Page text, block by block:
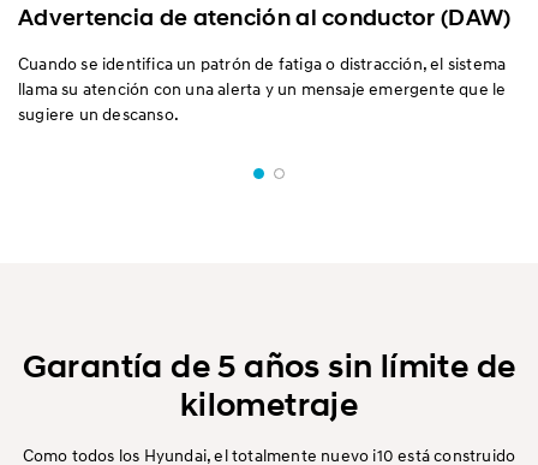
Advertencia de atención al conductor (DAW)
Cuando se identifica un patrón de fatiga o distracción, el sistema
llama su atención con una alerta y un mensaje emergente que le
sugiere un descanso.
Garantía de 5 años sin límite de
kilometraje
Como todos los Hyundai, el totalmente nuevo i10 está construido